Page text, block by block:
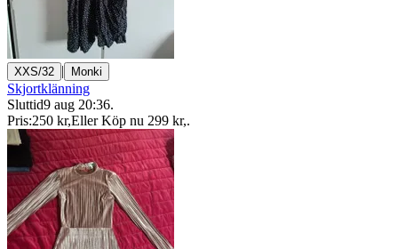
XXS/32 | Monki
Skjortklänning
Sluttid9 aug 20:36.
Pris:250 kr,Eller Köp nu 299 kr,.